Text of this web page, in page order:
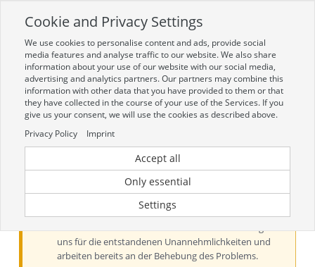
Zur mobilen Kompaktversion (Login erforderlich)
Toggle
navigation
Aktueller Hinweis zur Preis- und
Verfügbarkeitsanzeige
Liebe Kundinnen und Kunden, derzeit kann es bei der
Preis- und Verfügbarkeitsanzeige aus technischen
uns für die entstandenen Unannehmlichkeiten und
arbeiten bereits an der Behebung des Problems.
Cookie and Privacy Settings
We use cookies to personalise content and ads, provide social
media features and analyse traffic to our website. We also share
information about your use of our website with our social media,
advertising and analytics partners. Our partners may combine this
information with other data that you have provided to them or that
they have collected in the course of your use of the Services. If you
give us your consent, we will use the cookies as described above.
Privacy Policy
Imprint
Accept all
Only essential
Settings